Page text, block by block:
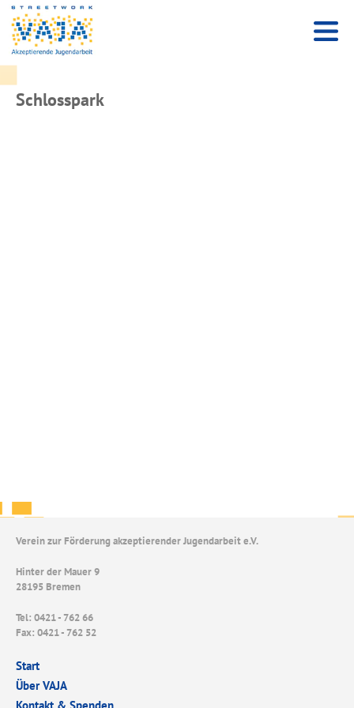
Schlosspark
Verein zur Förderung akzeptierender Jugendarbeit e.V.
Hinter der Mauer 9
28195 Bremen
Tel: 0421 - 762 66
Fax: 0421 - 762 52
Start
Über VAJA